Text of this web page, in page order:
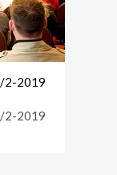
2-2019
2-2019